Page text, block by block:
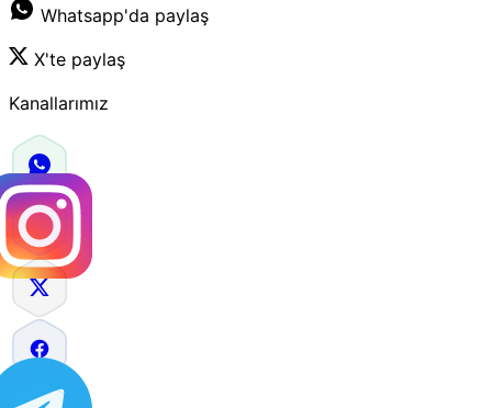
Whatsapp'da paylaş
X'te paylaş
Kanallarımız